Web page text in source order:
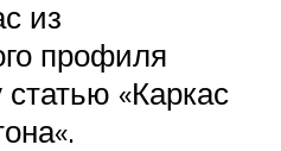
из
профиля
«Каркас